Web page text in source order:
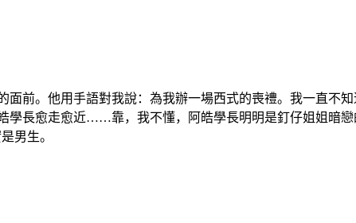
前。他用手語對我說：為我辦一場西式的喪禮。我一直不
學長愈走愈近……靠，我不懂，阿皓學長明明是釘仔姐姐暗
男生。